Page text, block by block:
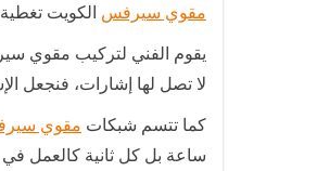
مقوي سيرفس الكويت
يقوم الفني لتركيب مقوي
لا تصل لها إشارات، فنجعل
كما تتسم شبكات مقوي
ساعة بل كل ثانية كالعمل